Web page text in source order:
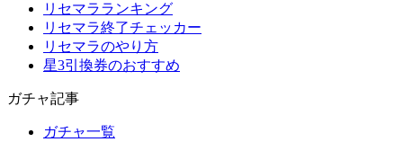
リセマラランキング
リセマラ終了チェッカー
リセマラのやり方
星3引換券のおすすめ
ガチャ記事
ガチャ一覧